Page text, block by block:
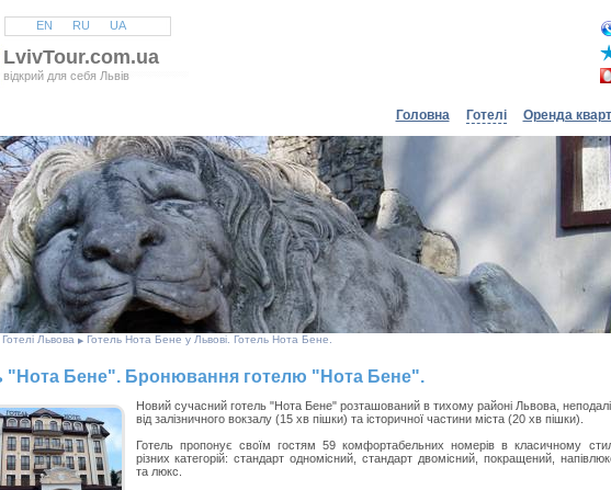
EN RU UA
LvivTour.com.ua
відкрий для себя Львів
Головна Готелі Оренда
Готелі Львова ▶Готель Нота Бене у Львові. Готель Нота Бене.
"Нота Бене". Бронювання готелю "Нота Бене".
Новий сучасний готель "Нота Бене" розташований в тихому районі Львова,
від залізничного вокзалу (15 хв пішки) та історичної частини міста (20 хв пішки).
Готель пропонує своїм гостям 59 комфортабельних номерів в класичному
різних категорій: стандарт одномісний, стандарт двомісний, покращений,
та люкс.